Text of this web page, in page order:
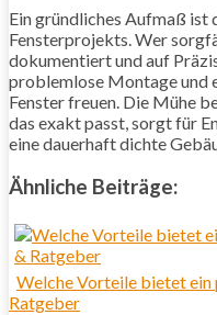
Ein gründliches Aufmaß ist
Fensterprojekts. Wer
dokumentiert und auf
problemlose Montage und
Fenster freuen. Die Mühe
das exakt passt, sorgt für
eine dauerhaft dichte
Ähnliche Beiträge:
Welche Vorteile bietet ein
Ratgeber